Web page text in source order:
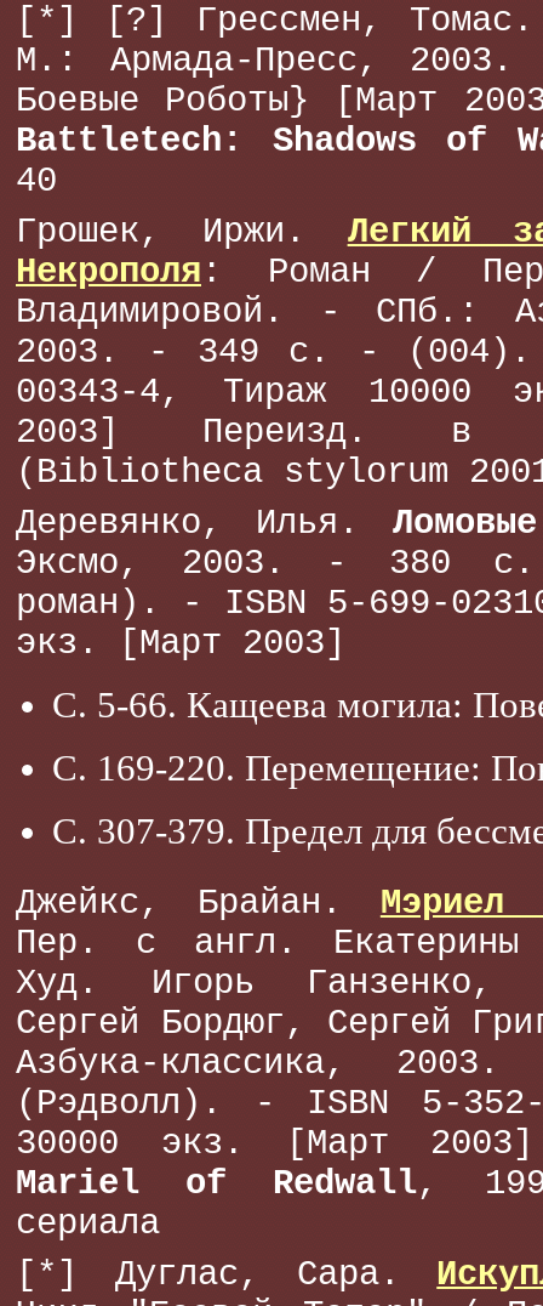
[*] [?] Грессмен,
М.: Армада-Пресс,
Боевые Роботы} [Март
Battletech: Shadows of
40
Грошек, Иржи. Легкий
Некрополя : Роман /
Владимировой. - СПб.:
2003. - 349 с. - (004).
00343-4, Тираж 10000
2003] Переизд. в
(Bibliotheca stylorum
Деревянко, Илья.
Эксмо, 2003. - 380 с.
роман). - ISBN 5-699-
экз. [Март 2003]
С. 5-66. Кащеева могила:
С. 169-220. Перемещение:
С. 307-379. Предел для
Джейкс, Брайан. Мэриел
Пер. с англ. Екатерины
Худ. Игорь Ганзенко,
Сергей Бордюг, Сергей
Азбука-классика,
(Рэдволл). - ISBN 5-352-
30000 экз. [Март
Mariel of Redwall,
сериала
[*] Дуглас, Сара.